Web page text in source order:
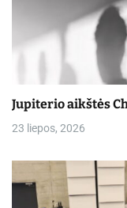
Jupiterio aikštės
23 liepos, 2026